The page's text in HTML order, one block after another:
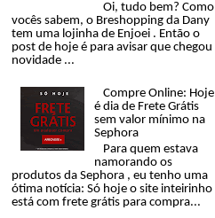
Oi, tudo bem? Como
vocês sabem, o Breshopping da Dany
tem uma lojinha de Enjoei . Então o
post de hoje é para avisar que chegou
novidade ...
Compre Online: Hoje
é dia de Frete Grátis
sem valor mínimo na
Sephora
Para quem estava
namorando os
produtos da Sephora , eu tenho uma
ótima notícia: Só hoje o site inteirinho
está com frete grátis para compra...